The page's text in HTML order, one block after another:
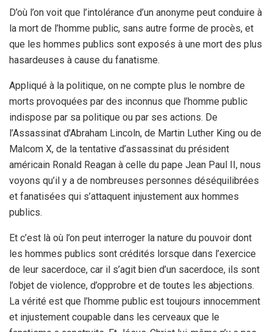
D’où l’on voit que l’intolérance d’un anonyme peut conduire à
la mort de l’homme public, sans autre forme de procès, et
que les hommes publics sont exposés à une mort des plus
hasardeuses à cause du fanatisme.
Appliqué à la politique, on ne compte plus le nombre de
morts provoquées par des inconnus que l’homme public
indispose par sa politique ou par ses actions. De
l’Assassinat d’Abraham Lincoln, de Martin Luther King ou de
Malcom X, de la tentative d’assassinat du président
américain Ronald Reagan à celle du pape Jean Paul II, nous
voyons qu’il y a de nombreuses personnes déséquilibrées
et fanatisées qui s’attaquent injustement aux hommes
publics.
Et c’est là où l’on peut interroger la nature du pouvoir dont
les hommes publics sont crédités lorsque dans l’exercice
de leur sacerdoce, car il s’agit bien d’un sacerdoce, ils sont
l’objet de violence, d’opprobre et de toutes les abjections.
La vérité est que l’homme public est toujours innocemment
et injustement coupable dans les cerveaux que le